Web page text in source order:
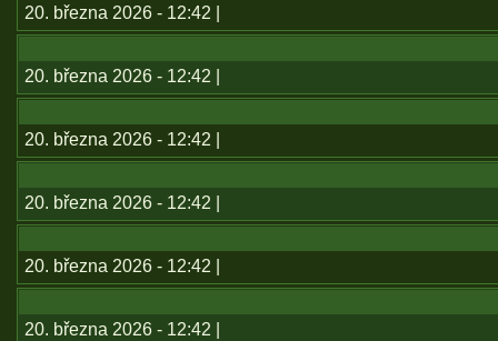
20. března 2026 - 12:42 |
20. března 2026 - 12:42 |
20. března 2026 - 12:42 |
20. března 2026 - 12:42 |
20. března 2026 - 12:42 |
20. března 2026 - 12:42 |